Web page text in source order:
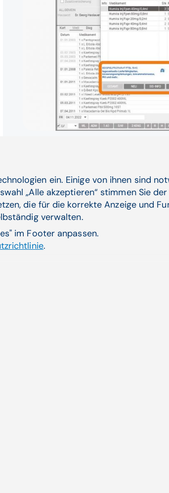
Das Service
ein. Einige von ihnen sind
„Alle akzeptieren“ stimmen Sie
die für die korrekte Anzeige und
verwalten.
im Footer anpassen.
.